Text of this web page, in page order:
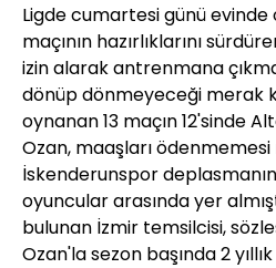
Ligde cumartesi günü
maçının hazırlıklarını
izin alarak antrenmana
dönüp dönmeyeceği merak
oynanan 13 maçın 12'sinde
Ozan, maaşları
İskenderunspor
oyuncular arasında yer
bulunan İzmir temsilcisi,
Ozan'la sezon başında 2